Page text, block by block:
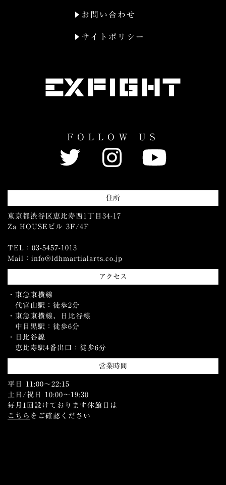
お問い合わせ
サイトポリシー
FOLLOW US
住所
東京都渋谷区恵比寿西1丁目34-17
Za HOUSEビル 3F/4F
TEL：03-5457-1013
Mail：info@ldhmartialarts.co.jp
アクセス
・東急東横線
代官山駅：徒歩2分
・東急東横線、日比谷線
中目黒駅：徒歩6分
・日比谷線
恵比寿駅4番出口：徒歩6分
営業時間
平日 11:00〜22:15
土日/祝日 10:00〜19:30
毎月1回設けております休館日は
こちら をご確認ください